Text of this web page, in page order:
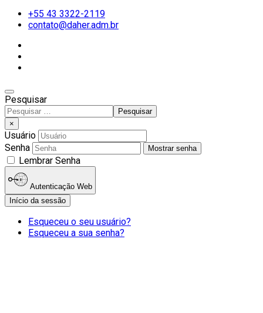
+55 43 3322-2119
contato@daher.adm.br
Pesquisar
Type 2 or more characters
for results.
Pesquisar
×
Usuário
Senha
Mostrar senha
Lembrar Senha
Autenticação Web
Início da sessão
Esqueceu o seu usuário?
Esqueceu a sua senha?